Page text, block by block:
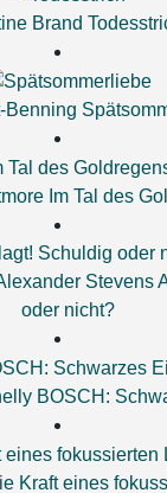
Brand
Benning
Im Tal des
Stevens
oder nicht?
BOSCH:
Kraft eines